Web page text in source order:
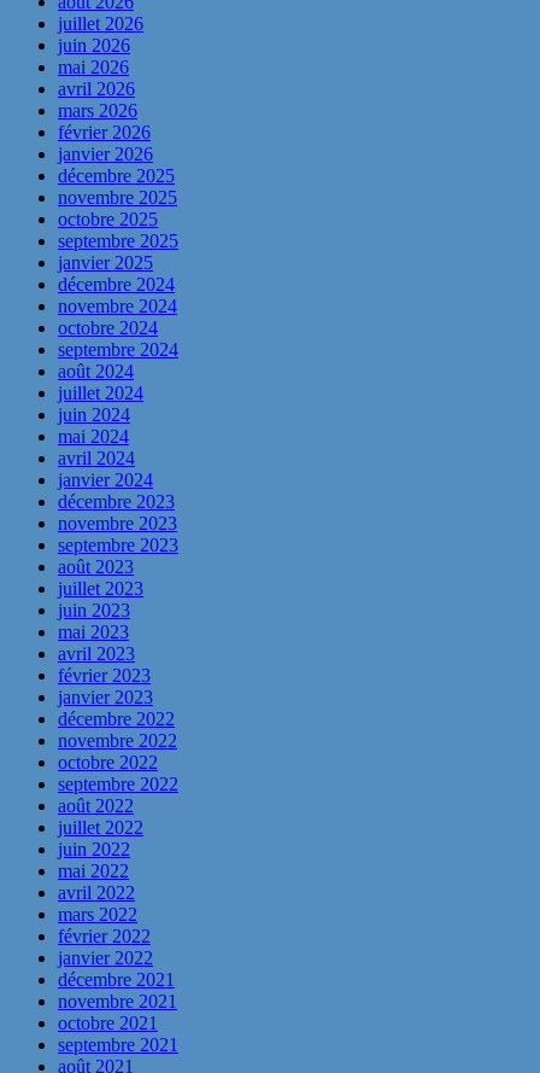
juillet 2026
juin 2026
mai 2026
avril 2026
mars 2026
février 2026
janvier 2026
décembre 2025
novembre 2025
octobre 2025
septembre 2025
janvier 2025
décembre 2024
novembre 2024
octobre 2024
septembre 2024
août 2024
juillet 2024
juin 2024
mai 2024
avril 2024
janvier 2024
décembre 2023
novembre 2023
septembre 2023
août 2023
juillet 2023
juin 2023
mai 2023
avril 2023
février 2023
janvier 2023
décembre 2022
novembre 2022
octobre 2022
septembre 2022
août 2022
juillet 2022
juin 2022
mai 2022
avril 2022
mars 2022
février 2022
janvier 2022
décembre 2021
novembre 2021
octobre 2021
septembre 2021
août 2021